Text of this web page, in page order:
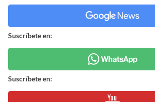
Suscríbete en:
Suscríbete en: